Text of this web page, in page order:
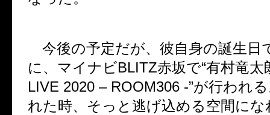
今後の予定だが、彼自身の誕生日
に、マイナビBLITZ赤坂で“有村竜太
LIVE 2020 – ROOM306 -”が行われ
れた時、そっと逃げ込める空間に